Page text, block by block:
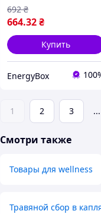
664.32₴
692 ₴
Купить
EnergyBox
1 2 3 ...
Смотри также
Товары для wellness
Травяной сбор в